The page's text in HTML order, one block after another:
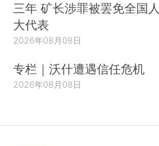
三年 矿长涉罪被罢免全国人
大代表
2026年08月08日
专栏｜沃什遭遇信任危机
2026年08月08日